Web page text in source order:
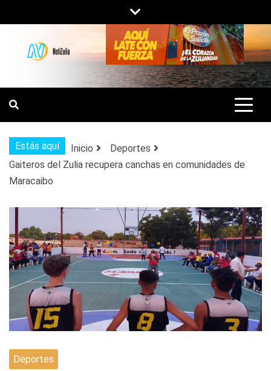
al
contenido
NOTIZULIA
NOTICIAS DEL ZULIA, VENEZUELA Y
DE INTERÉS GENERAL.
Estás aquí Inicio
Deportes
Gaiteros del Zulia recupera canchas en comunidades de
Maracaibo
Deportes